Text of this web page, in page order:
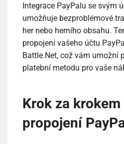
Integrace PayPalu se svým
umožňuje bezproblémové
her nebo herního obsahu.
propojení vašeho účtu
Battle.Net, což vám umožní
platební metodu pro vaše
Krok za
propojení